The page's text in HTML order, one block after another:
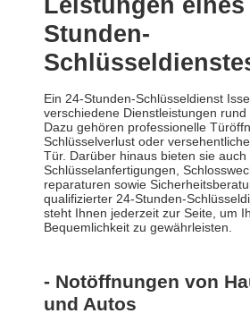
Leistungen eines
Stunden-
Ein 24-Stunden-Schlüsseldienst
verschiedene Dienstleistungen
Dazu gehören professionelle
Schlüsselverlust oder
Tür. Darüber hinaus bieten sie auch
Schlüsselanfertigungen,
reparaturen sowie
qualifizierter 24-Stunden-
steht Ihnen jederzeit zur Seite, um
Bequemlichkeit zu gewährleisten.
- Notöffnungen von
und Autos